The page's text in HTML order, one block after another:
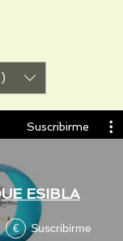
Suscribirme
ESIBLA
€ Suscribirme